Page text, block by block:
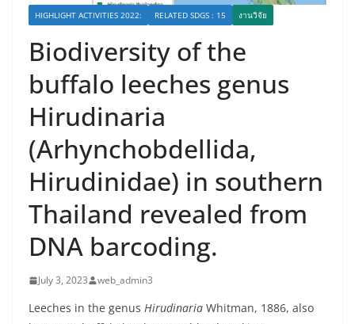
HIGHLIGHT ACTIVITIES 2022: RELATED SDGS : 15 งานวิจัย
Biodiversity of the
buffalo leeches genus
Hirudinaria
(Arhynchobdellida,
Hirudinidae) in southern
Thailand revealed from
DNA barcoding.
July 3, 2023 web_admin3
Leeches in the genus Hirudinaria Whitman, 1886, also